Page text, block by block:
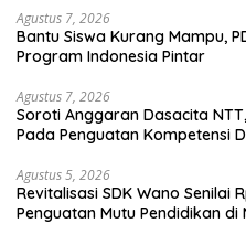
Agustus 7, 2026
Bantu Siswa Kurang Mampu,
Program Indonesia Pintar
Agustus 7, 2026
Soroti Anggaran Dasacita
Pada Penguatan Kompetensi
Agustus 5, 2026
Revitalisasi SDK Wano Senilai
Penguatan Mutu Pendidikan